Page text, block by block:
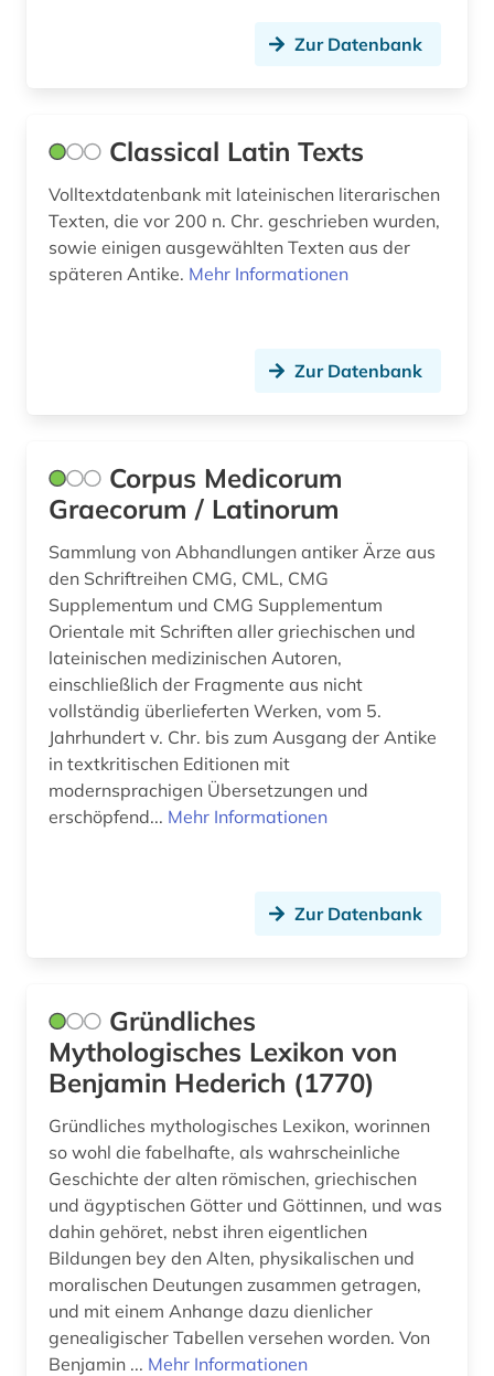
Zur Datenbank
Classical Latin Texts
Volltextdatenbank mit lateinischen literarischen
Texten, die vor 200 n. Chr. geschrieben wurden,
sowie einigen ausgewählten Texten aus der
späteren Antike. Mehr Informationen
Zur Datenbank
Corpus Medicorum
Graecorum / Latinorum
Sammlung von Abhandlungen antiker Ärze aus
den Schriftreihen CMG, CML, CMG
Supplementum und CMG Supplementum
Orientale mit Schriften aller griechischen und
lateinischen medizinischen Autoren,
einschließlich der Fragmente aus nicht
vollständig überlieferten Werken, vom 5.
Jahrhundert v. Chr. bis zum Ausgang der Antike
in textkritischen Editionen mit
modernsprachigen Übersetzungen und
erschöpfend... Mehr Informationen
Zur Datenbank
Gründliches
Mythologisches Lexikon von
Benjamin Hederich (1770)
Gründliches mythologisches Lexikon, worinnen
so wohl die fabelhafte, als wahrscheinliche
Geschichte der alten römischen, griechischen
und ägyptischen Götter und Göttinnen, und was
dahin gehöret, nebst ihren eigentlichen
Bildungen bey den Alten, physikalischen und
moralischen Deutungen zusammen getragen,
und mit einem Anhange dazu dienlicher
genealigischer Tabellen versehen worden. Von
Benjamin ... Mehr Informationen